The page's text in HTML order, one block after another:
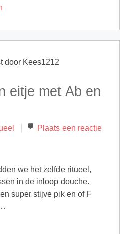
door Kees1212
eitje met Ab en
Plaats een reactie
we het zelfde ritueel,
in de inloop douche.
super stijve pik en of F